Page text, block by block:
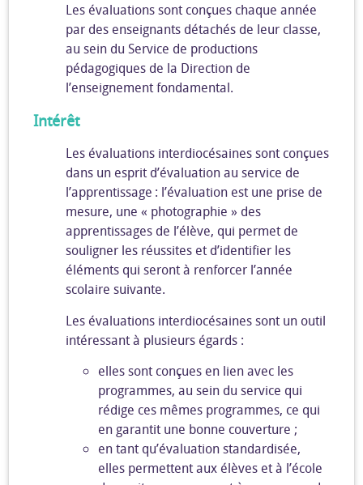
Les évaluations sont conçues chaque année
par des enseignants détachés de leur classe,
au sein du Service de productions
pédagogiques de la Direction de
l’enseignement fondamental.
Intérêt
Les évaluations interdiocésaines sont conçues
dans un esprit d’évaluation au service de
l’apprentissage : l’évaluation est une prise de
mesure, une « photographie » des
apprentissages de l’élève, qui permet de
souligner les réussites et d’identifier les
éléments qui seront à renforcer l’année
scolaire suivante.
Les évaluations interdiocésaines sont un outil
intéressant à plusieurs égards :
elles sont conçues en lien avec les
programmes, au sein du service qui
rédige ces mêmes programmes, ce qui
en garantit une bonne couverture ;
en tant qu’évaluation standardisée,
elles permettent aux élèves et à l’école